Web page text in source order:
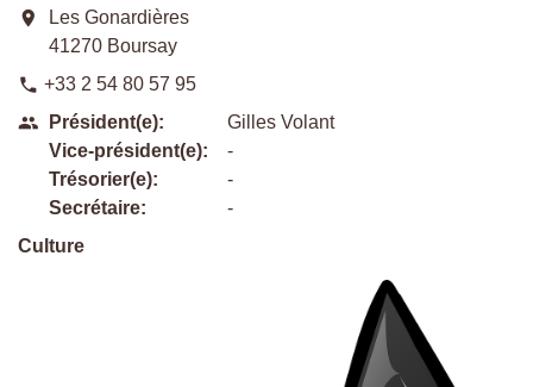
location_on
Les Gonardières
41270 Boursay
phone +33 2 54 80 57 95
people
Président(e):
Vice-président(e):
Trésorier(e):
Secrétaire:
Gilles Volant
-
-
-
Culture